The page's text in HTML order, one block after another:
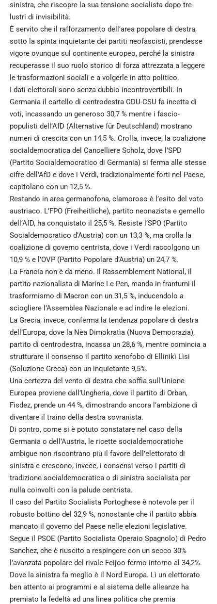
sinistra, che riscopre la sua tensione socialista dopo tre
lustri di invisibilità.
È servito che il rafforzamento dell’area popolare di destra,
sotto la spinta inquietante dei partiti neofascisti, prendesse
vigore ovunque sul continente europeo, perché la sinistra
recuperasse il suo ruolo storico di forza attrezzata a leggere
le trasformazioni sociali e a volgerle in atto politico.
I dati elettorali sono senza dubbio incontrovertibili. In
Germania il cartello di centrodestra CDU-CSU fa incetta di
voti, incassando un generoso 30,7 % mentre i fascio-
populisti dell’AfD (Alternative für Deutschland) mostrano
numeri di crescita con un 14,5 %. Crolla, invece, la coalizione
socialdemocratica del Cancelliere Scholz, dove l’SPD
(Partito Socialdemocratico di Germania) si ferma alle stesse
cifre dell’AfD e dove i Verdi, tradizionalmente forti nel Paese,
capitolano con un 12,5 %.
Restando in area germanofona, clamoroso è l’esito del voto
austriaco. L’FPO (Freiheitliche), partito neonazista e gemello
dell’AfD, ha conquistato il 25,5 %. Resiste l’SPO (Partito
Socialdemocratico d’Austria) con un 13,3 %, ma crolla la
coalizione di governo centrista, dove i Verdi raccolgono un
10,9 % e l’OVP (Partito Popolare d’Austria) un 24,7 %.
La Francia non è da meno. Il Rassemblement National, il
partito nazionalista di Marine Le Pen, manda in frantumi il
trasformismo di Macron con un 31,5 %, inducendolo a
sciogliere l’Assemblea Nazionale e ad indire le elezioni.
La Grecia, invece, conferma la tendenza popolare di destra
dell’Europa, dove la Nèa Dimokratìa (Nuova Democrazia),
partito di centrodestra, incassa un 28,6 %, mentre comincia a
strutturare il consenso il partito xenofobo di Ellinikì Lìsi
(Soluzione Greca) con un inquietante 9,5%.
Una certezza del vento di destra che soffia sull’Unione
Europea proviene dall’Ungheria, dove il partito di Orban,
Fisdez, prende un 44 %, dimostrando ancora l’ambizione di
diventare il traino della destra sovranista.
Di contro, come si è potuto constatare nel caso della
Germania o dell’Austria, le ricette socialdemocratiche
ambigue non riscontrano più il favore dell’elettorato di
sinistra e crescono, invece, i consensi verso i partiti di
tradizione socialdemocratica o di sinistra socialista per
nulla coinvolti con la palude centrista.
Il caso del Partito Socialista Portoghese è notevole per il
robusto bottino del 32,9 %, nonostante che il partito abbia
mancato il governo del Paese nelle elezioni legislative.
Segue il PSOE (Partito Socialista Operaio Spagnolo) di Pedro
Sanchez, che è riuscito a respingere con un secco 30%
l’avanzata popolare del rivale Feijoo fermo intorno al 34,2%.
Dove la sinistra fa meglio è il Nord Europa. Lì un elettorato
ben attento ai programmi e al sistema delle alleanze ha
premiato la fedeltà ad una linea politica che premia